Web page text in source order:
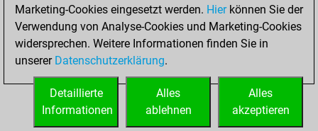
Türme auf der siebten
0
STARTSEITE
Marketing-Cookies eingesetzt werden. Hierkönnen Sie der
Verwendung von Analyse-Cookies und Marketing-Cookies
widersprechen. Weitere Informationen finden Sie in
unserer Datenschutzerklärung.
Alles
akzeptieren
Alles
ablehnen
Detaillierte
Informationen